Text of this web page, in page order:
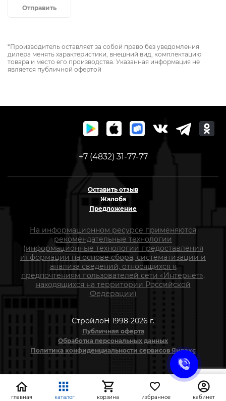
Отправить
*Производитель оставляет за собой право без уведомления
дилера менять характеристики, внешний вид, комплектацию
товара и место его производства. Указанная информация не
является публичной офертой
+7 (4832) 31-77-77
Оставить отзыв
Жалоба
Предложение
На информационном ресурсе применяются
рекомендательные технологии
(информационные технологии предоставления
информации на основе сбора, систематизации и
анализа сведений, относящихся к
предпочтениям пользователей сети «Интернет»,
находящихся на территории Российской
Федерации)
СтройлоН 1998-2026 г.
Публичная оферта
Обработка персональных данных
Политика конфиденциальности сервисов Яндекс
главная каталог корзина избранное кабинет